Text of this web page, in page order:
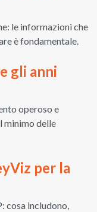
le informazioni che
è fondamentale.
gli anni
operoso e
minimo delle
per la
cosa includono,